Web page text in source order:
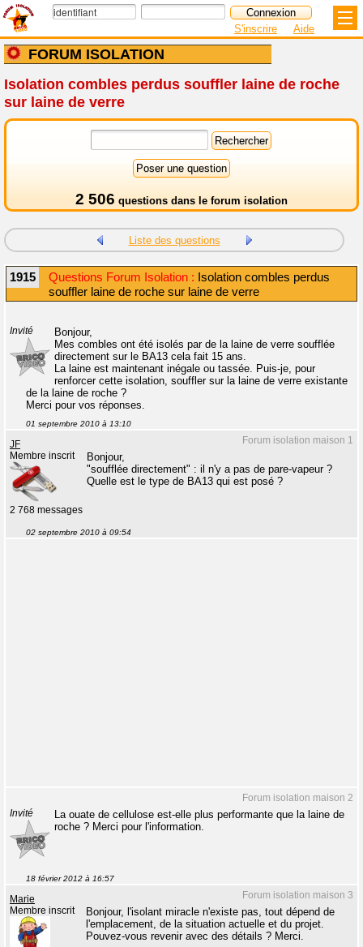
FORUM ISOLATION
S'inscrire Aide
Isolation combles perdus souffler laine de roche
sur laine de verre
2 506 questions dans le forum isolation
Liste des questions
1915 Questions Forum Isolation : Isolation combles perdus
souffler laine de roche sur laine de verre
Invité
Bonjour,
Mes combles ont été isolés par de la laine de verre soufflée
directement sur le BA13 cela fait 15 ans.
La laine est maintenant inégale ou tassée. Puis-je, pour
renforcer cette isolation, souffler sur la laine de verre existante
de la laine de roche ?
Merci pour vos réponses.
01 septembre 2010 à 13:10
Forum isolation maison 1
JF
Membre inscrit
2 768 messages
Bonjour,
"soufflée directement" : il n'y a pas de pare-vapeur ?
Quelle est le type de BA13 qui est posé ?
02 septembre 2010 à 09:54
Forum isolation maison 2
Invité
La ouate de cellulose est-elle plus performante que la laine de
roche ? Merci pour l'information.
18 février 2012 à 16:57
Forum isolation maison 3
Marie
Membre inscrit
Bonjour, l'isolant miracle n'existe pas, tout dépend de
l'emplacement, de la situation actuelle et du projet.
Pouvez-vous revenir avec des détails ? Merci.